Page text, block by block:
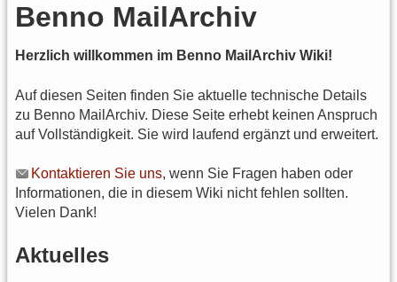
Benno MailArchiv
Herzlich willkommen im Benno MailArchiv Wiki!
Auf diesen Seiten finden Sie aktuelle technische Details
zu Benno MailArchiv. Diese Seite erhebt keinen Anspruch
auf Vollständigkeit. Sie wird laufend ergänzt und erweitert.
Kontaktieren Sie uns, wenn Sie Fragen haben oder
Informationen, die in diesem Wiki nicht fehlen sollten.
Vielen Dank!
Aktuelles